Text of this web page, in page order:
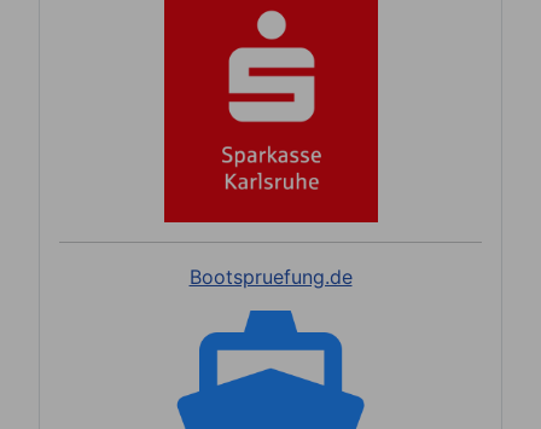
Bootspruefung.de